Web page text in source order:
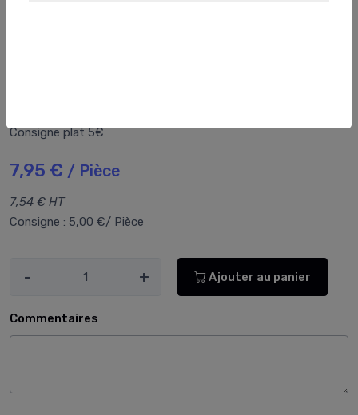
Consigne plat 5€
7,95 € / Pièce
7,54 € HT
Consigne : 5,00 €/ Pièce
- + Ajouter au panier
Commentaires